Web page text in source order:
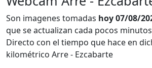
Son imagenes tomadas hoy 07/08/
que se actualizan cada pocos
Directo con el tiempo que hace en
kilométrico Arre - Ezcabarte